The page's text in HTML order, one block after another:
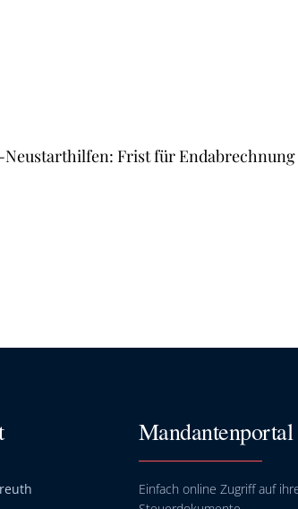
Frist für Endabrechnung
Mandantenportal
Einfach online Zugriff auf